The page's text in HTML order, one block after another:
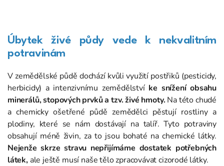
Úbytek živé půdy vede k nekvalitním
potravinám
V zemědělské půdě dochází kvůli využití postřiků (pesticidy,
herbicidy) a intenzivnímu zemědělství ke snížení obsahu
minerálů, stopových prvků a tzv. živé hmoty. Na této chudé
a chemicky ošetřené půdě zemědělci pěstují rostliny a
plodiny, které se nám dostávají na talíř. Tyto potraviny
obsahují méně živin, za to jsou bohaté na chemické látky.
Nejenže skrze stravu nepřijímáme dostatek potřebných
látek,ale ještě musí naše tělo zpracovávat cizorodé látky.